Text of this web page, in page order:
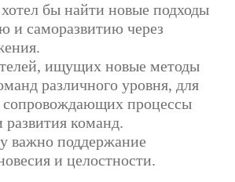
хотел бы найти новые подходы
и саморазвитию через
ищущих новые методы
различного уровня, для
сопровождающих процессы
развития команд.
важно поддержание
и целостности.